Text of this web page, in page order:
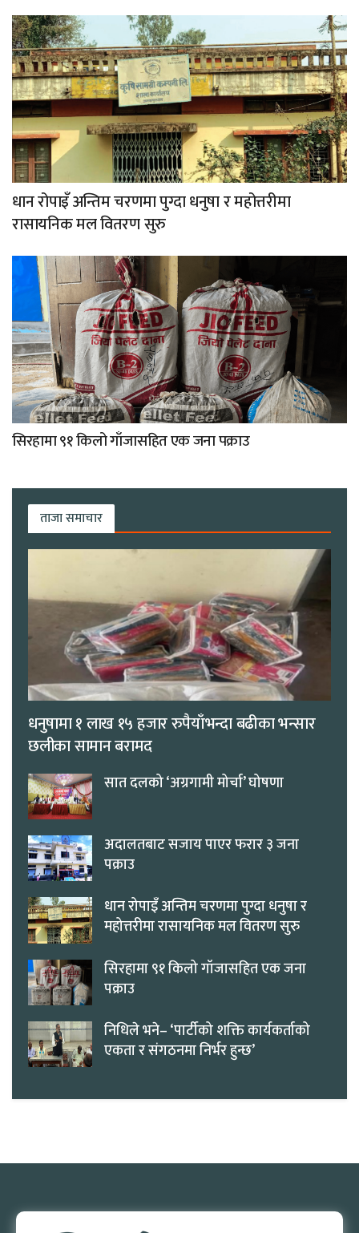
धान रोपाइँ अन्तिम चरणमा पुग्दा धनुषा र महोत्तरीमा
रासायनिक मल वितरण सुरु
सिरहामा ९१ किलो गाँजासहित एक जना पक्राउ
ताजा समाचार
धनुषामा १ लाख १५ हजार रुपैयाँभन्दा बढीका भन्सार
छलीका सामान बरामद
सात दलको ‘अग्रगामी मोर्चा’ घोषणा
अदालतबाट सजाय पाएर फरार ३ जना
पक्राउ
धान रोपाइँ अन्तिम चरणमा पुग्दा धनुषा र
महोत्तरीमा रासायनिक मल वितरण सुरु
सिरहामा ९१ किलो गाँजासहित एक जना
पक्राउ
निधिले भने– ‘पार्टीको शक्ति कार्यकर्ताको
एकता र संगठनमा निर्भर हुन्छ’